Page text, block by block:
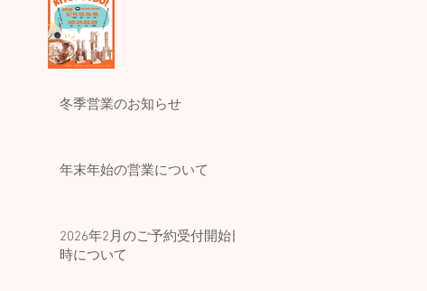
冬季営業のお知らせ
年末年始の営業について
2026年2月のご予約受付開始日
時について